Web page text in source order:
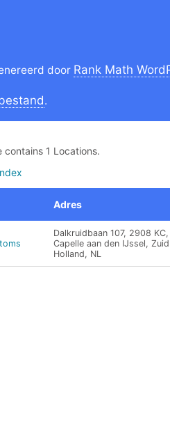
door Rank Math
.
contains 1 Locations.
Adres
Dalkruidbaan 107, 2908 KC,
Capelle aan den IJssel, Zuid
Holland, NL